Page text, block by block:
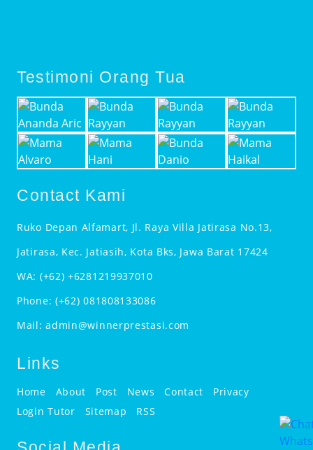
Testimoni Orang Tua
Contact Kami
Ruko Depan Alfamart, Jl. Raya Villa Jatirasa No.13,
Jatirasa, Kec. Jatiasih, Kota Bks, Jawa Barat 17424
WA: (+62) +6281219937010
Phone: (+62) 081808133086
Mail:admin@winnerprestasi.com
Links
Home About Post News Contact
Privacy
Login Tutor
Sitemap RSS